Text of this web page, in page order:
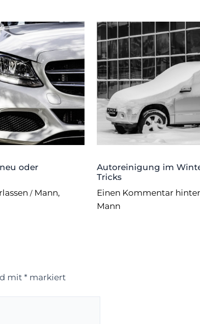
oder
/ Mann,
Autoreinigung im
Tricks
Einen Kommentar
Mann
mit * markiert